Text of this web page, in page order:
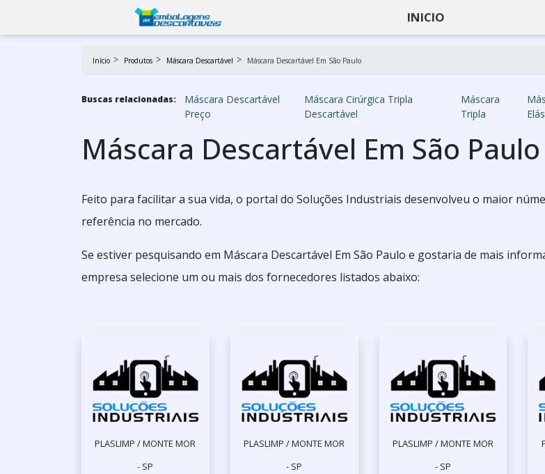
INICIO
Início Produtos Máscara Descartável Máscara Descartável Em São Paulo
Buscas relacionadas:
Máscara Descartável
Preço
Máscara Cirúrgica Tripla
Descartável
Máscara
Tripla
Máscara Descartável Em São Paulo
Feito para facilitar a sua vida, o portal do Soluções Industriais desenvolveu o maior
referência no mercado.
Se estiver pesquisando em Máscara Descartável Em São Paulo e gostaria de mais
empresa selecione um ou mais dos fornecedores listados abaixo:
PLASLIMP / MONTE MOR
- SP
PLASLIMP / MONTE MOR
- SP
PLASLIMP / MONTE MOR
- SP